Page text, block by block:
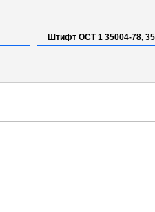
Штифт ОСТ 1 35004-78,